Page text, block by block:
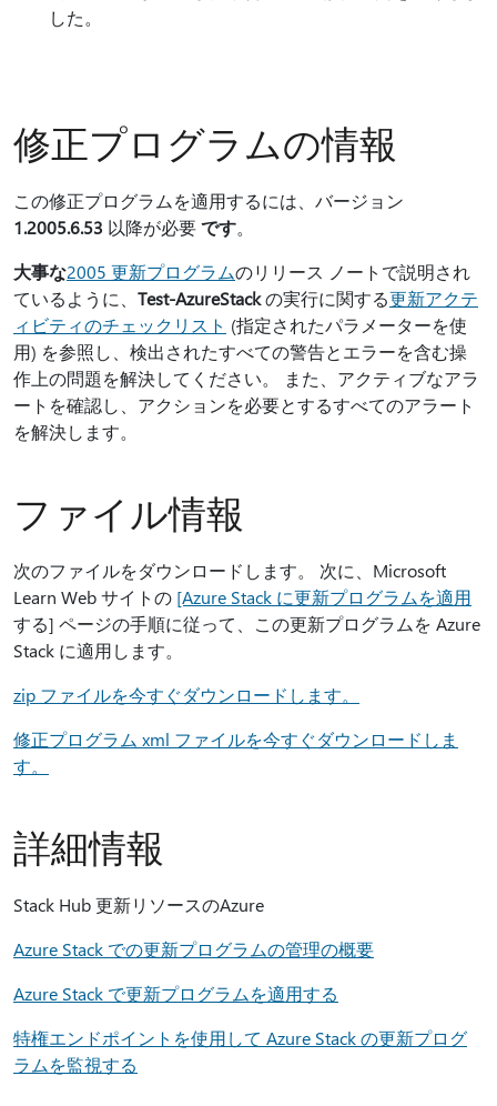
した。
修正プログラムの情報
この修正プログラムを適用するには、バージョン
1.2005.6.53 以降が必要です。
大事な2005 更新プログラムのリリース ノートで説明され
ているように、 Test-AzureStackの実行に関する更新アクテ
ィビティのチェックリスト (指定されたパラメーターを使
用) を参照し、検出されたすべての警告とエラーを含む操
作上の問題を解決してください。 また、アクティブなアラ
ートを確認し、アクションを必要とするすべてのアラート
を解決します。
ファイル情報
次のファイルをダウンロードします。 次に、Microsoft
Learn Web サイトの [Azure Stack に更新プログラムを適用
する] ページの手順に従って、この更新プログラムを Azure
Stack に適用します。
zip ファイルを今すぐダウンロードします。
修正プログラム xml ファイルを今すぐダウンロードしま
す。
詳細情報
Stack Hub 更新リソースのAzure
Azure Stack での更新プログラムの管理の概要
Azure Stack で更新プログラムを適用する
特権エンドポイントを使用して Azure Stack の更新プログ
ラムを監視する